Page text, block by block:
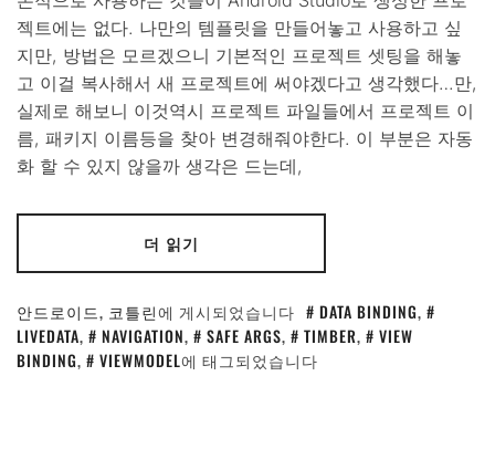
젝트에는 없다. 나만의 템플릿을 만들어놓고 사용하고 싶
지만, 방법은 모르겠으니 기본적인 프로젝트 셋팅을 해놓
고 이걸 복사해서 새 프로젝트에 써야겠다고 생각했다…만,
실제로 해보니 이것역시 프로젝트 파일들에서 프로젝트 이
름, 패키지 이름등을 찾아 변경해줘야한다. 이 부분은 자동
화 할 수 있지 않을까 생각은 드는데,
더 읽기
안드로이드, 코틀린에 게시되었습니다 DATA BINDING,
LIVEDATA, NAVIGATION, SAFE ARGS, TIMBER,
VIEW
BINDING, VIEWMODEL에 태그되었습니다